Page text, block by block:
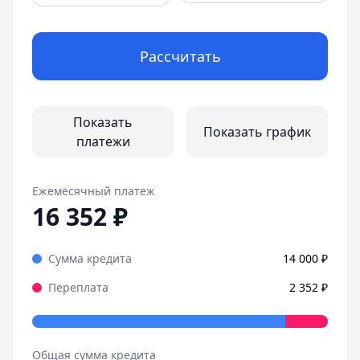
Дата:28 октября 2025 г.
Оформила займ в MoneyMan за пару минут, все
Страницы отзывов:
Рассчитать
Показать
платежи
Показать график
Ежемесячный платеж
16 352₽
Сумма кредита 14 000 ₽
Переплата
2 352 ₽
Общая сумма кредита